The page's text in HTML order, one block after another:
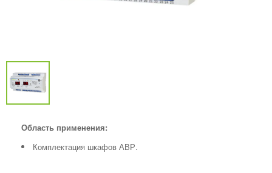
Область применения:
Комплектация шкафов АВР.